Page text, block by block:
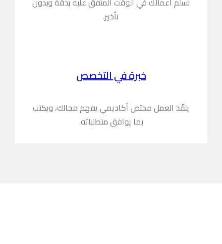
تأخير.
خبرة في التخصص
ينفّذ العمل مختص أكاديمي يفهم مجالك، ويكتب
بما يوافق متطلباته.